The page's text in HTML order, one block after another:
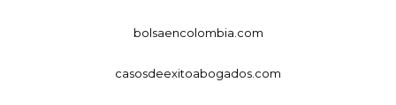
bolsaencolombia.com
casosdeexitoabogados.com